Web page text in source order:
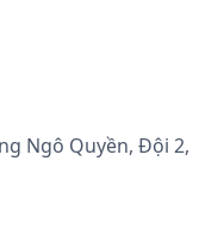
Ngô Quyền, Đội 2,